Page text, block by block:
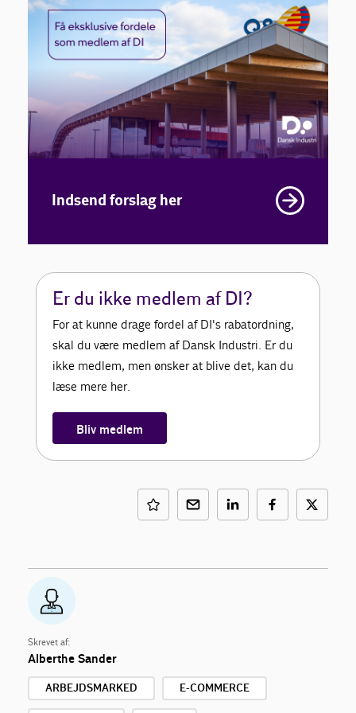
Indsend forslag her
Er du ikke medlem af DI?
For at kunne drage fordel af DI's rabatordning,
skal du være medlem af Dansk Industri. Er du
ikke medlem, men ønsker at blive det, kan du
læse mere her.
Bliv medlem
Skrevet af:
Alberthe Sander
ARBEJDSMARKED E-COMMERCE